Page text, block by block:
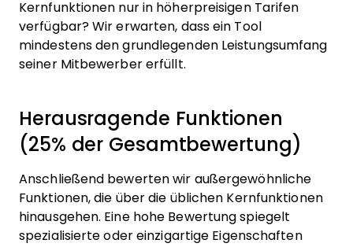
Kernfunktionen nur in höherpreisigen Tarifen
verfügbar? Wir erwarten, dass ein Tool
mindestens den grundlegenden Leistungsumfang
seiner Mitbewerber erfüllt.
Herausragende Funktionen
(25% der Gesamtbewertung)
Anschließend bewerten wir außergewöhnliche
Funktionen, die über die üblichen Kernfunktionen
hinausgehen. Eine hohe Bewertung spiegelt
spezialisierte oder einzigartige Eigenschaften